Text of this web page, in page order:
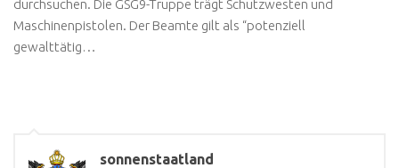
durchsuchen. Die GSG9-Truppe trägt Schutzwesten und
Maschinenpistolen. Der Beamte gilt als “potenziell
gewalttätig…
sonnenstaatland